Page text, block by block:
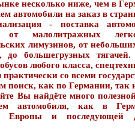
несколько ниже, чем в
автомобили на заказ в
- поставка
от малолитражных
лимузинов, от
до большегрузных
любого класса,
со всеми
поиск, как по Германии, так
Вы найдёте много
автомобиля, как в
Европы и последующей